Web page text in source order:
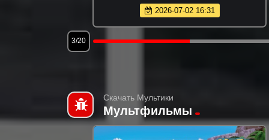
2026-07-02 16:31
3/20
Скачать Мультики
Мультфильмы